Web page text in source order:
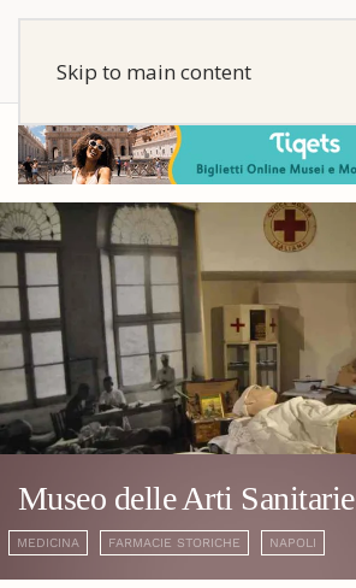
Skip to main content
Museo delle Arti Sanitarie
MEDICINA FARMACIE STORICHE NAPOLI